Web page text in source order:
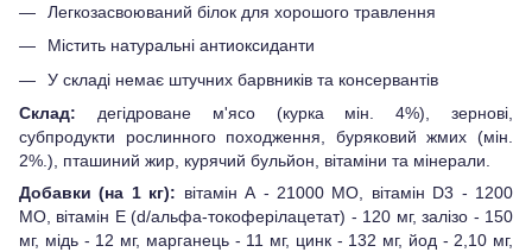
Легкозасвоюваний білок для хорошого травлення
Містить натуральні антиоксиданти
У складі немає штучних барвників та консервантів
Склад: дегідроване м'ясо (курка мін. 4%), зернові,
субпродукти рослинного походження, буряковий жмих (мін.
2%.), пташиний жир, курячий бульйон, вітаміни та мінерали.
Добавки (на 1 кг): вітамін А - 21000 МО, вітамін D3 - 1200
МО, вітамін Е (d/альфа-токоферілацетат) - 120 мг, залізо - 150
мг, мідь - 12 мг, марганець - 11 мг, цинк - 132 мг, йод - 2,10 мг,